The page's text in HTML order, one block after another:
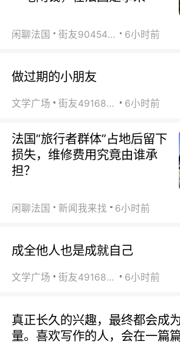
闲聊法国 街友90454511 6小时前
做过期的小朋友
文学广场 街友49168527 6小时前
法国“旅行者群体”占地后留下
损失，维修费用究竟由谁承
担？
闲聊法国 新闻我来找 6小时前
成全他人也是成就自己
文学广场 街友49168527 6小时前
真正长久的兴趣，最终都会成
量。喜欢写作的人，会在一篇